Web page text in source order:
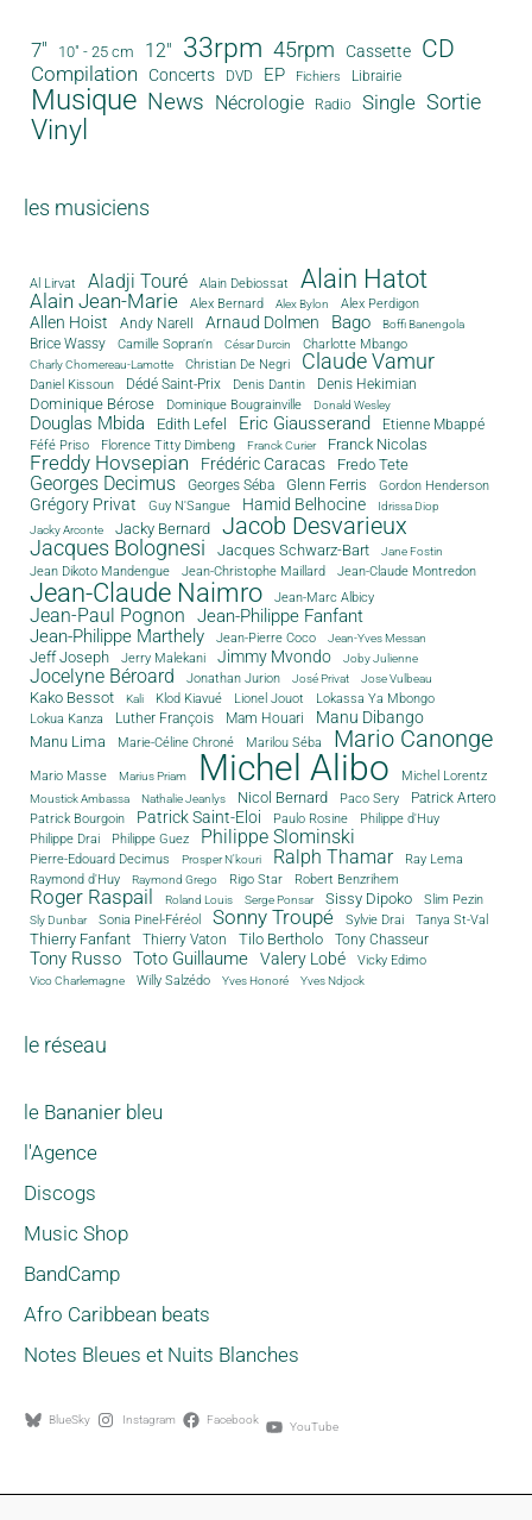
7" 10" - 25 cm 12" 33rpm 45rpm Cassette CD
Compilation Concerts DVD EP Fichiers Librairie
Musique News Nécrologie Radio Single Sortie
Vinyl
les musiciens
Al Lirvat Aladji Touré Alain Debiossat Alain Hatot
Alain Jean-Marie Alex Bernard Alex Bylon Alex Perdigon
Allen Hoist Andy Narell Arnaud Dolmen Bago Boffi Banengola
Brice Wassy Camille Sopran'n César Durcin Charlotte Mbango
Charly Chomereau-Lamotte Christian De Negri Claude Vamur
Daniel Kissoun Dédé Saint-Prix Denis Dantin Denis Hekimian
Dominique Bérose Dominique Bougrainville Donald Wesley
Douglas Mbida Edith Lefel Eric Giausserand Etienne Mbappé
Féfé Priso Florence Titty Dimbeng Franck Curier Franck Nicolas
Freddy Hovsepian Frédéric Caracas Fredo Tete
Georges Decimus Georges Séba Glenn Ferris Gordon Henderson
Grégory Privat Guy N'Sangue Hamid Belhocine
Idrissa Diop
Jacky Arconte
Jacky Bernard Jacob Desvarieux
Jacques Bolognesi Jacques Schwarz-Bart Jane Fostin
Jean Dikoto Mandengue Jean-Christophe Maillard Jean-Claude Montredon
Jean-Claude Naimro Jean-Marc Albicy
Jean-Paul Pognon
Jean-Philippe Fanfant
Jean-Philippe Marthely
Jean-Pierre Coco Jean-Yves Messan
Jeff Joseph Jerry Malekani Jimmy Mvondo Joby Julienne
Jocelyne Béroard Jonathan Jurion José Privat Jose Vulbeau
Kako Bessot Kali Klod Kiavué Lionel Jouot
Lokassa Ya Mbongo
Lokua Kanza
Luther François Mam Houari Manu Dibango
Manu Lima Marie-Céline Chroné Marilou Séba Mario Canonge
Mario Masse Marius Priam Michel Alibo Michel Lorentz
Moustick Ambassa Nathalie Jeanlys Nicol Bernard Paco Sery
Patrick Artero
Patrick Bourgoin
Patrick Saint-Eloi Paulo Rosine
Philippe d'Huy
Philippe Drai
Philippe Guez Philippe Slominski
Pierre-Edouard Decimus Prosper N'kouri Ralph Thamar
Ray Lema
Raymond d'Huy
Raymond Grego Rigo Star Robert Benzrihem
Roger Raspail Roland Louis Serge Ponsar Sissy Dipoko Slim Pezin
Sly Dunbar Sonia Pinel-Féréol Sonny Troupé Sylvie Drai Tanya St-Val
Thierry Fanfant Thierry Vaton Tilo Bertholo Tony Chasseur
Tony Russo Toto Guillaume Valery Lobé Vicky Edimo
Vico Charlemagne Willy Salzédo Yves Honoré Yves Ndjock
le réseau
le Bananier bleu
l'Agence
Discogs
Music Shop
BandCamp
Afro Caribbean beats
Notes Bleues et Nuits Blanches
BlueSky Instagram Facebook YouTube